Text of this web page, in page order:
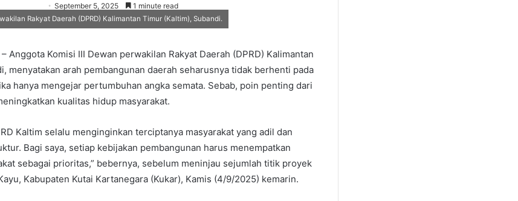
September 5, 2025 1 minute read
Rakyat Daerah (DPRD) Kalimantan Timur (Kaltim), Subandi.
– Anggota Komisi III Dewan perwakilan Rakyat Daerah (DPRD) Kalimantan
menyatakan arah pembangunan daerah seharusnya tidak berhenti pada
hanya mengejar pertumbuhan angka semata. Sebab, poin penting dari
kualitas hidup masyarakat.
Kaltim selalu menginginkan terciptanya masyarakat yang adil dan
Bagi saya, setiap kebijakan pembangunan harus menempatkan
sebagai prioritas,” bebernya, sebelum meninjau sejumlah titik proyek
Kabupaten Kutai Kartanegara (Kukar), Kamis (4/9/2025) kemarin.